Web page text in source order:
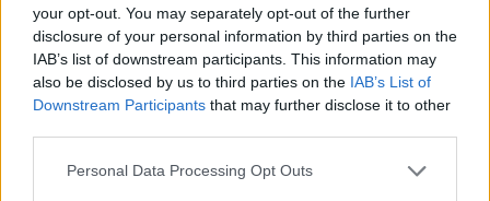
your opt-out. You may separately opt-out of the further
disclosure of your personal information by third parties on the
IAB’s list of downstream participants. This information may
also be disclosed by us to third parties on the IAB’s List of
Downstream Participants that may further disclose it to other
Personal Data Processing Opt Outs
στην Περιφέρεια. Σε όλη τη Βόρεια Ελλάδα
υπάρχουν 8 Κλίνες στο Νοσοκομείο
Ιπποκράτειο Θεσσαλονίκης. Αττική, Λάρισα,
Πάτρα, Θεσσαλονίκη, Ηράκλειο, είναι οι